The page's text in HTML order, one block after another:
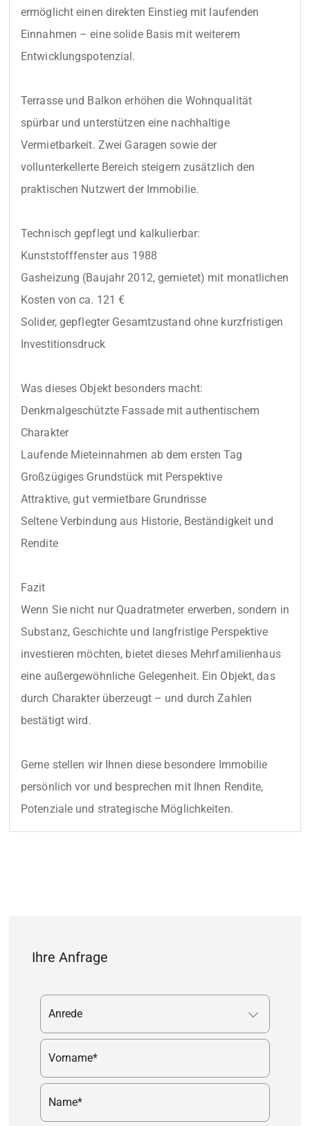
ermöglicht einen direkten Einstieg mit laufenden
Einnahmen – eine solide Basis mit weiterem
Entwicklungspotenzial.
Terrasse und Balkon erhöhen die Wohnqualität
spürbar und unterstützen eine nachhaltige
Vermietbarkeit. Zwei Garagen sowie der
vollunterkellerte Bereich steigern zusätzlich den
praktischen Nutzwert der Immobilie.
Technisch gepflegt und kalkulierbar:
Kunststofffenster aus 1988
Gasheizung (Baujahr 2012, gemietet) mit monatlichen
Kosten von ca. 121 €
Solider, gepflegter Gesamtzustand ohne kurzfristigen
Investitionsdruck
Was dieses Objekt besonders macht:
Denkmalgeschützte Fassade mit authentischem
Charakter
Laufende Mieteinnahmen ab dem ersten Tag
Großzügiges Grundstück mit Perspektive
Attraktive, gut vermietbare Grundrisse
Seltene Verbindung aus Historie, Beständigkeit und
Rendite
Fazit
Wenn Sie nicht nur Quadratmeter erwerben, sondern in
Substanz, Geschichte und langfristige Perspektive
investieren möchten, bietet dieses Mehrfamilienhaus
eine außergewöhnliche Gelegenheit. Ein Objekt, das
durch Charakter überzeugt – und durch Zahlen
bestätigt wird.
Gerne stellen wir Ihnen diese besondere Immobilie
persönlich vor und besprechen mit Ihnen Rendite,
Potenziale und strategische Möglichkeiten.
Ihre Anfrage